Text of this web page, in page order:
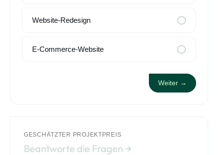
Website-Redesign
E-Commerce-Website
Weiter →
GESCHÄTZTER PROJEKTPREIS
Beantworte die Fragen →